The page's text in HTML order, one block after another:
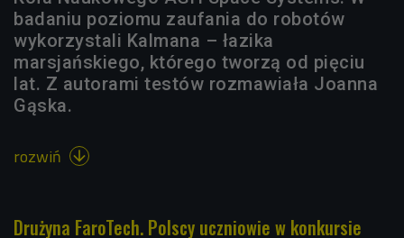
badaniu poziomu zaufania do robotów
wykorzystali Kalmana – łazika
marsjańskiego, którego tworzą od pięciu
lat. Z autorami testów rozmawiała Joanna
Gąska.
rozwiń 
Drużyna FaroTech. Polscy uczniowie w konkursie